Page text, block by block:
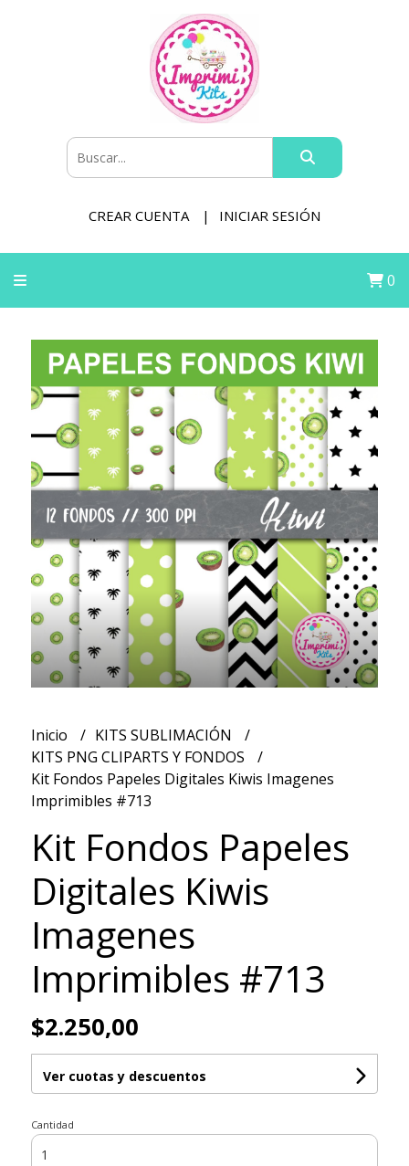
CREAR CUENTA INICIAR SESIÓN
0
Inicio
KITS SUBLIMACIÓN
KITS PNG CLIPARTS Y FONDOS
Kit Fondos Papeles Digitales Kiwis Imagenes
Imprimibles #713
Kit Fondos Papeles
Digitales Kiwis
Imagenes
Imprimibles #713
$2.250,00
Ver cuotas y descuentos
Cantidad